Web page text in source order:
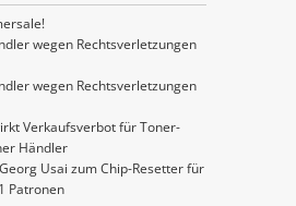
wegen Rechtsverletzungen
wegen Rechtsverletzungen
Verkaufsverbot für Toner-
Händler
Usai zum Chip-Resetter für
Patronen